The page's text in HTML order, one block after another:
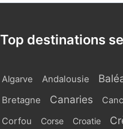
Top destinations
Algarve Andalousie
Bretagne Canaries
Corfou
Corse Croatie